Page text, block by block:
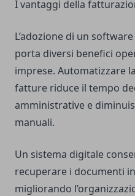
I vantaggi della
L’adozione di un
porta diversi benefici
imprese. Automatizzare
fatture riduce il tempo
amministrative e
manuali.
Un sistema digitale
recuperare i documenti
migliorando